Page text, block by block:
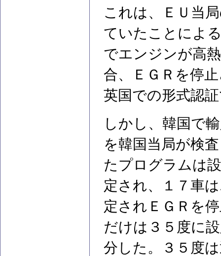
これは、ＥＵ当
ていたことによ
でエンジンが高
合、ＥＧＲを停
英国での形式認
しかし、韓国で
を韓国当局が検
たプログラムは
定され、１７車
定されＥＧＲを
だけは３５度に
分した。３５度